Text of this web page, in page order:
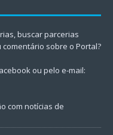
buscar parcerias
sobre o Portal?
ou pelo e-mail:
com notícias de